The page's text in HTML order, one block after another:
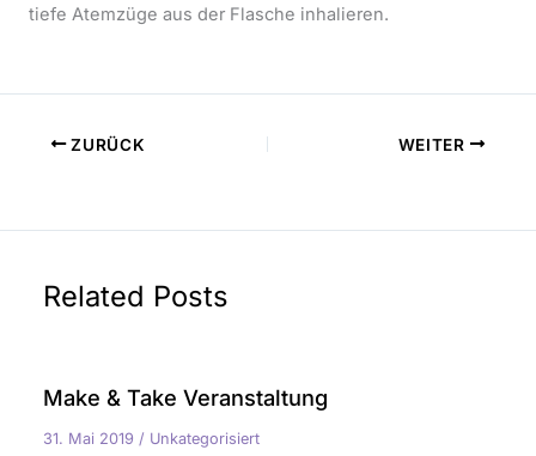
tiefe Atemzüge aus der Flasche inhalieren.
ZURÜCK WEITER
Related Posts
Make & Take Veranstaltung
31. Mai 2019 / Unkategorisiert